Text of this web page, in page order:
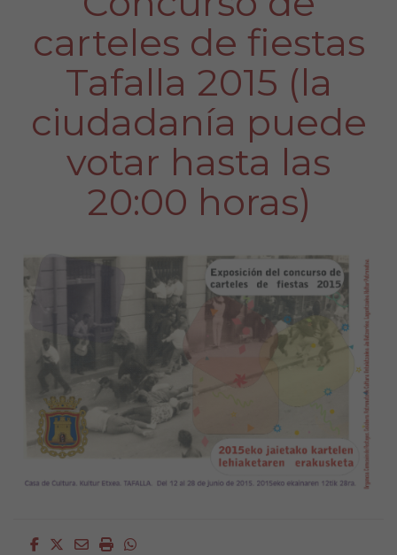
carteles de fiestas
Tafalla 2015 (la
ciudadanía puede
votar hasta las
20:00 horas)
Facebook
Twitter
EmailImprimirWhatsapp